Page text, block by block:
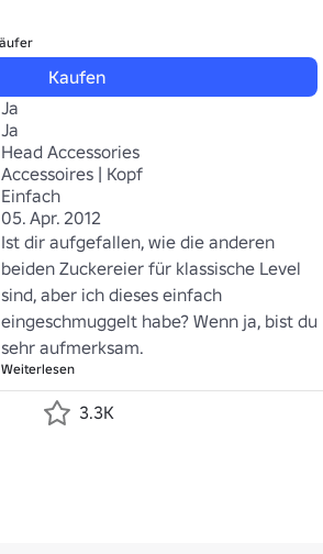
Kaufen
Ja
Ja
Head Accessories
Accessoires | Kopf
Einfach
05. Apr. 2012
Ist dir aufgefallen, wie die anderen
beiden Zuckereier für klassische Level
sind, aber ich dieses einfach
eingeschmuggelt habe? Wenn ja, bist du
sehr aufmerksam.
Weiterlesen
3.3K